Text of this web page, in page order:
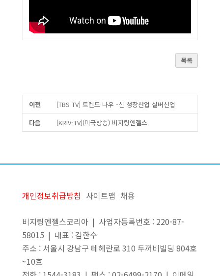
목록
이전
[TBS TV] 트렌드 나우 -신 성장산업 실버산업
다음
[KRIV-TV](미국방송) 비지팅엔젤스
개인정보취급방침 사이트맵 채용
비지팅엔젤스코리아 | 사업자등록번호 : 220-87-
58015 | 대표 : 김한수
주소 : 서울시 강남구 테헤란로 310 두꺼비빌딩 804호
~10호